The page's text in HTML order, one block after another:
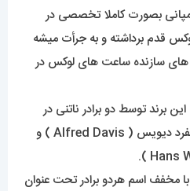
بصورت کاملا تخصصی در
قدم برداشته و به جرأت میشه
های سازنده ساعت های لوکس در
این برند توسط دو برادر ناتنی در
شهر لندن انجام شده. آقایان آلفرد دیویس ( Alfred Davis ) و
مخفف اسم هردو برادر تحت عنوان